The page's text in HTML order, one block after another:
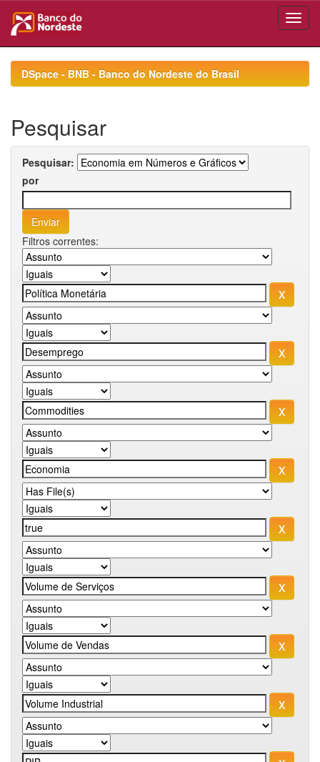
navigationDSpace - BNB - Banco do Nordeste do Brasil
Pesquisar
Pesquisar:
por
Filtros correntes: